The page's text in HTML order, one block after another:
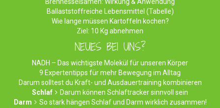
Ballaststoffreiche Lebensmittel (Tabelle)
Wie lange müssen Kartoffeln kochen?
Ziel: 10 Kg abnehmen
NEUES BEI UNS?
NADH – Das wichtigste Molekül für unseren Körper
9 Expertentipps für mehr Bewegung im Alltag
Darum solltest du Kraft- und Ausdauertraining kombinieren
Schlaf
Darum können Schlaftracker sinnvoll sein
Darm
So stark hängen Schlaf und Darm wirklich zusammen!